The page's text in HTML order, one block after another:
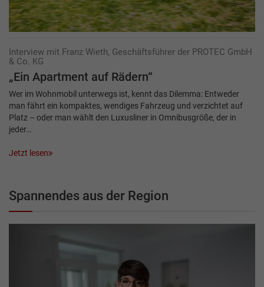
Interview mit Franz Wieth, Geschäftsführer der PROTEC GmbH
& Co. KG
„Ein Apartment auf Rädern“
Wer im Wohnmobil unterwegs ist, kennt das Dilemma: Entweder
man fährt ein kompaktes, wendiges Fahrzeug und verzichtet auf
Platz – oder man wählt den Luxusliner in Omnibusgröße, der in
jeder…
Jetzt lesen
Spannendes aus der Region